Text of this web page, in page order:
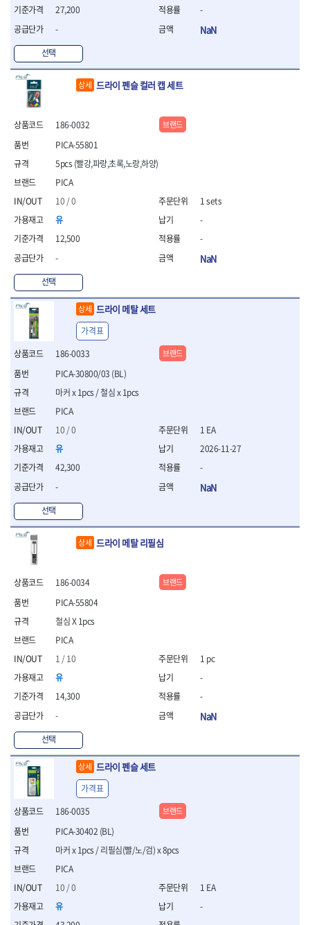
- 라쳇스패너
- 스피드렌치
- 모터렌치
- 함마스패너
절연.전설.방폭공구
- 절연옵셋렌치
- 절연드라이버
- 절연T렌치
- 절연소켓
- 절연별소켓
- 절연육각비트소켓
- 절연라쳇핸들
- 절연렌치
- 절연링렌치
- 절연플라이어
- 절연전공칼
- 절연안전모
- 절연매트
- 방폭소켓
- 방폭라쳇핸들
- 방폭콤비네이션렌치
- 방폭함마스패너
- 절연일자드라이버
- 절연별드라이버
- 스트리퍼
- 라쳇케이블커터
- 자동스트리퍼
- 압착기
- 핀셋
- 절연공구세트
- 방폭망치
- 절연L렌치
- 절연펜치
- 절연니퍼
- 절연가위
- 절연비트
- 절연드라이버교체날
- 절연라쳇렌치
- 절연라쳇렌치세트
- 절연볼트커터
- 절연아답타
- 절연펀치
- 방폭연결대
- 방폭니퍼
- 방폭펜치
- 방폭플라이어
- 방폭가위
- 방폭스패너
- 방폭비트소켓
- 방폭아답타
27,200
-
선택
-
NaN
상세 드라이 펜슬 컬러 캡 세트
186-0032
PICA
10 / 0
유
12,500
-
선택
PICA-55801
5pcs (빨강,파랑,초록,노랑,하양)
1 sets
-
-
NaN
브랜드
상세 드라이 메탈 세트
186-0033
PICA
10 / 0
유
42,300
-
선택
PICA-30800/03 (BL)
마커 x 1pcs / 철심 x 1pcs
가격표
1 EA
2026-11-27
-
NaN
브랜드
상세 드라이 메탈 리필심
186-0034
PICA
1 / 10
유
14,300
-
선택
PICA-55804
철심 X 1pcs
1 pc
-
-
NaN
브랜드
상세 드라이 펜슬 세트
186-0035
PICA
10 / 0
유
PICA-30402 (BL)
마커 x 1pcs / 리필심(빨/노/검) x 8pcs
가격표
1 EA
-
브랜드